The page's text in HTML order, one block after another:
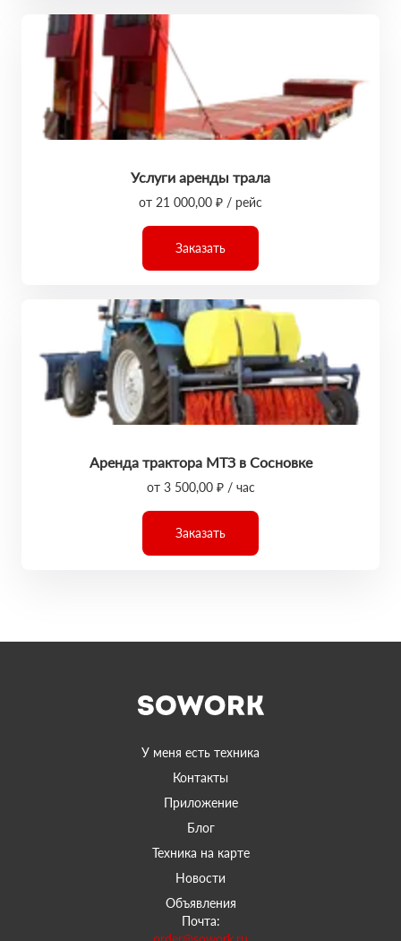
Услуги аренды трала
от 21 000,00 ₽ / рейс
Заказать
Аренда трактора МТЗ в Сосновке
от 3 500,00 ₽ / час
Заказать
У меня есть техника
Контакты
Приложение
Блог
Техника на карте
Новости
Объявления
Почта: